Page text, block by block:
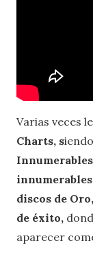
Varias veces
Charts, s
discos de
de éxito,
aparecer